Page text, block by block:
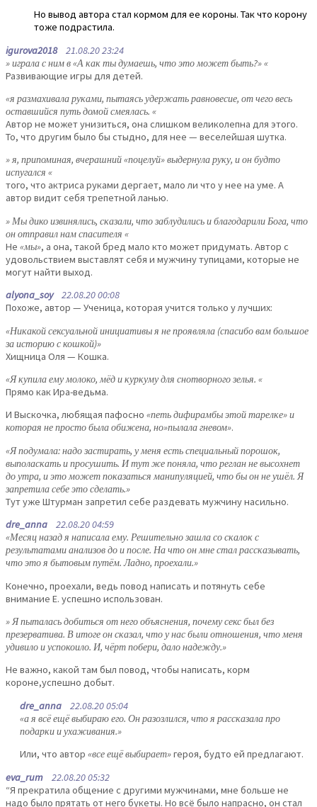
Но вывод автора стал кормом для ее короны. Так что корону
тоже подрастила.
igurova201821.08.20 23:24
» играла с ним в «А как ты думаешь, что это может быть?» «
Развивающие игры для детей.
«я размахивала руками, пытаясь удержать равновесие, от чего весь
оставшийся путь домой смеялась. «
Автор не может унизиться, она слишком великолепна для этого.
То, что другим было бы стыдно, для нее — веселейшая шутка.
» я, припоминая, вчерашний «поцелуй» выдернула руку, и он будто
испугался «
того, что актриса руками дергает, мало ли что у нее на уме. А
автор видит себя трепетной ланью.
» Мы дико извинялись, сказали, что заблудились и благодарили Бога, что
он отправил нам спасителя «
Не «мы», а она, такой бред мало кто может придумать. Автор с
удовольствием выставлят себя и мужчину тупицами, которые не
могут найти выход.
alyona_soy22.08.20 00:08
Похоже, автор — Ученица, которая учится только у лучших:
«Никакой сексуальной инициативы я не проявляла (спасибо вам большое
за историю с кошкой)»
Хищница Оля — Кошка.
«Я купила ему молоко, мёд и куркуму для снотворного зелья. «
Прямо как Ира-ведьма.
И Выскочка, любящая пафосно «петь дифирамбы этой тарелке» и
которая не просто была обижена, но»пылала гневом».
«Я подумала: надо застирать, у меня есть специальный порошок,
выполаскать и просушить. И тут же поняла, что реглан не высохнет
до утра, и это может показаться манипуляцией, что бы он не ушёл. Я
запретила себе это сделать.»
Тут уже Штурман запретил себе раздевать мужчину насильно.
dre_anna 22.08.20 04:59
«Месяц назад я написала ему. Решительно зашла со скалок с
результатами анализов до и после. На что он мне стал рассказывать,
что это я бытовым путём. Ладно, проехали.»
Конечно, проехали, ведь повод написать и потянуть себе
внимание Е. успешно использован.
» Я пыталась добиться от него объяснения, почему секс был без
презерватива. В итоге он сказал, что у нас были отношения, что меня
удивило и успокоило. И, чёрт побери, дало надежду.»
Не важно, какой там был повод, чтобы написать, корм
короне,успешно добыт.
dre_anna 22.08.20 05:04
«а я всё ещё выбираю его. Он разозлился, что я рассказала про
подарки и ухаживания.»
Или, что автор «все ещё выбирает»героя, будто ей предлагают.
eva_rum 22.08.20 05:32
“Я прекратила общение с другими мужчинами, мне больше не
надо было прятать от него букеты. Но всё было напрасно, он стал